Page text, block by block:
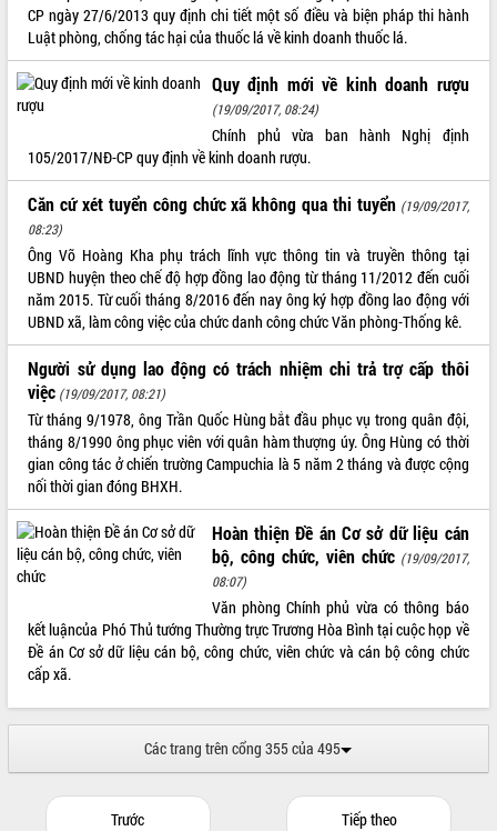
THỐNG KÊ TRUY CẬP
Hôm nay: 23158
Tất cả: 66035898
CP ngày 27/6/2013 quy định chi tiết một số điều và biện pháp thi hành
Luật phòng, chống tác hại của thuốc lá về kinh doanh thuốc lá.
Quy định mới về kinh doanh rượu
(19/09/2017, 08:24)
Chính phủ vừa ban hành Nghị định
105/2017/NĐ-CP quy định về kinh doanh rượu.
Căn cứ xét tuyển công chức xã không qua thi tuyển (19/09/2017,
08:23)
Ông Võ Hoàng Kha phụ trách lĩnh vực thông tin và truyền thông tại
UBND huyện theo chế độ hợp đồng lao động từ tháng 11/2012 đến cuối
năm 2015. Từ cuối tháng 8/2016 đến nay ông ký hợp đồng lao động với
UBND xã, làm công việc của chức danh công chức Văn phòng-Thống kê.
Người sử dụng lao động có trách nhiệm chi trả trợ cấp thôi
việc (19/09/2017, 08:21)
Từ tháng 9/1978, ông Trần Quốc Hùng bắt đầu phục vụ trong quân đội,
tháng 8/1990 ông phục viên với quân hàm thượng úy. Ông Hùng có thời
gian công tác ở chiến trường Campuchia là 5 năm 2 tháng và được cộng
nối thời gian đóng BHXH.
Hoàn thiện Đề án Cơ sở dữ liệu cán
bộ, công chức, viên chức (19/09/2017,
08:07)
Văn phòng Chính phủ vừa có thông báo
kết luậncủa Phó Thủ tướng Thường trực Trương Hòa Bình tại cuộc họp về
Đề án Cơ sở dữ liệu cán bộ, công chức, viên chức và cán bộ công chức
cấp xã.
Các trang trên cổng 355 của 495
Trước Tiếp theo